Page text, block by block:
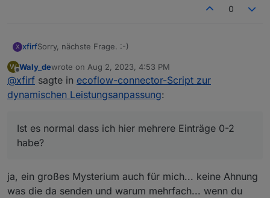
0
X xfirfSorry, nächste Frage. :-)
Ist es normal dass ich hier mehrere Einträge 0-2 habe?
W
Offline
Waly_dewrote on Aug 2, 2023, 4:53 PM
last edited by
@xfirf sagte in ecoflow-connector-Script zur
dynamischen Leistungsanpassung:
Ist es normal dass ich hier mehrere Einträge 0-2
habe?
ja, ein großes Mysterium auch für mich... keine Ahnung
was die da senden und warum mehrfach... wenn du